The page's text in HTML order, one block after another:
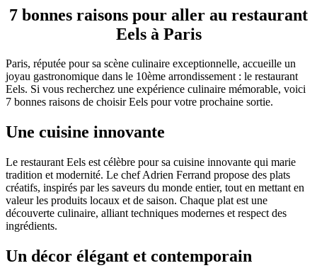
7 bonnes raisons pour aller au restaurant
Eels à Paris
Paris, réputée pour sa scène culinaire exceptionnelle, accueille un
joyau gastronomique dans le 10ème arrondissement : le restaurant
Eels. Si vous recherchez une expérience culinaire mémorable, voici
7 bonnes raisons de choisir Eels pour votre prochaine sortie.
Une cuisine innovante
Le restaurant Eels est célèbre pour sa cuisine innovante qui marie
tradition et modernité. Le chef Adrien Ferrand propose des plats
créatifs, inspirés par les saveurs du monde entier, tout en mettant en
valeur les produits locaux et de saison. Chaque plat est une
découverte culinaire, alliant techniques modernes et respect des
ingrédients.
Un décor élégant et contemporain